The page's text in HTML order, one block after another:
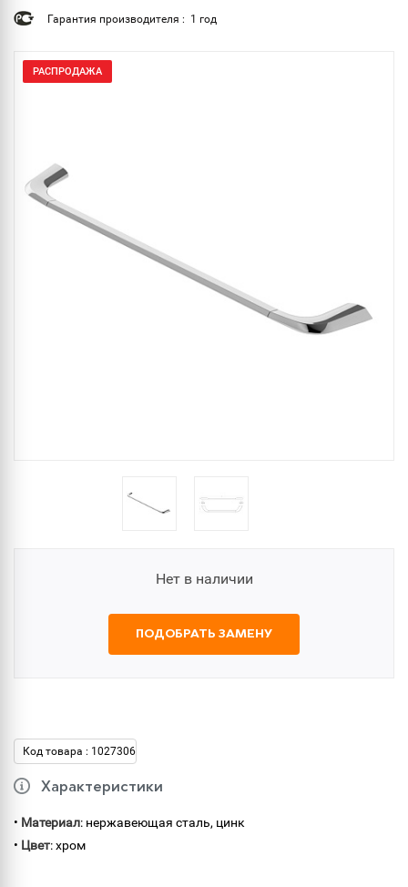
Гарантия производителя : 1 год
РАСПРОДАЖА
Нет в наличии
ПОДОБРАТЬ ЗАМЕНУ
Код товара : 1027306
Характеристики
• Материал: нержавеющая сталь, цинк
• Цвет: хром